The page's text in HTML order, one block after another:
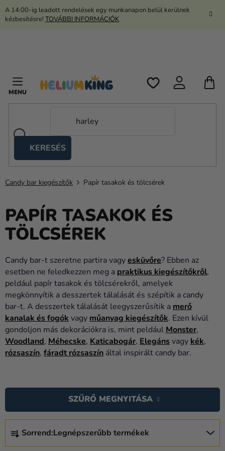
Ugrás
A 14:00-ig leadott rendelések egy munkanapon belül kerülnek
kézbesítésre! TOVÁBBI INFORMÁCIÓK
KERESÉS
sátrak
Kanekalon
Hélium
és
Lufik
Party
Dekoráció
és
kiegészítők
Jelmezek
Ruházat
Ajándékok
Ünnepek
Candy bar kiegészítők Papír tasakok és tölcsérek
PAPÍR TASAKOK ÉS
TÖLCSÉREK
Candy bar-t szeretne partira vagyesküvőre? Ebben az
esetben ne feledkezzen meg a praktikus kiegészítőkről,
peldául papír tasakok és tölcsérekről, amelyek
megkönnyítik a desszertek tálalását és szépítik a candy
bar-t. A desszertek tálalását leegyszerűsítik a merő
kanalak és fogók vagy műanyag kiegészítők. Ezen kívül
gondoljon más dekorációkra is, mint peldául Monster,
Woodland, Méhecske, Katicabogár, Elegáns vagy kék,
rózsaszín, fáradt rózsaszín által inspirált candy bar.
E
Sorrend:Legnépszerűbb termékek
SZŰRŐ MEGNYITÁSA
E
R
M
É
K